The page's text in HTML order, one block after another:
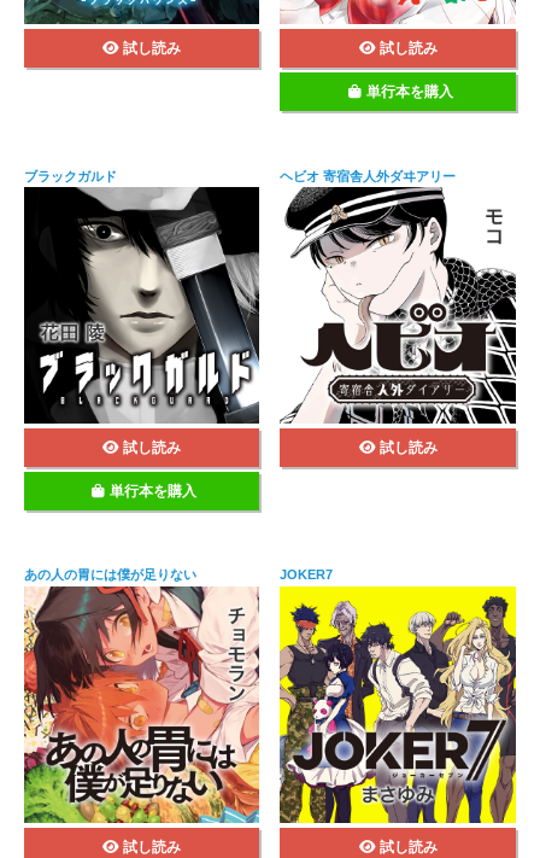
試し読み 試し読み
単行本を購入
ブラックガルド
試し読み
単行本を購入
ヘビオ 寄宿舎人外ダヰアリー
試し読み
あの人の胃には僕が足りない
試し読み
JOKER7
試し読み